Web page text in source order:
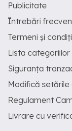
Publicitate
Întrebări
Termeni și
Lista categoriilor
Siguranța
Modifică
Regulament
Livrare cu